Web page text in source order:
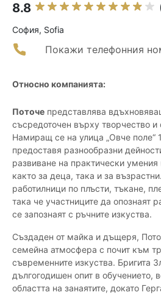
8.8
София, Sofia
Покажи телефонния
Относно компанията:
Поточе представлява
съсредоточен върху творчество и
Намиращ се на улица „Овче поле“
предоставя разнообразни
развиване на практически
както за деца, така и за
работилници по плъсти, тъкане,
така че участниците да опознаят
се запознаят с ръчните изкуства.
Създаден от майка и дъщеря,
семейна атмосфера с почит към
съвременните изкуства. Бригита
дългогодишен опит в обучението,
областта на занаятите, докато